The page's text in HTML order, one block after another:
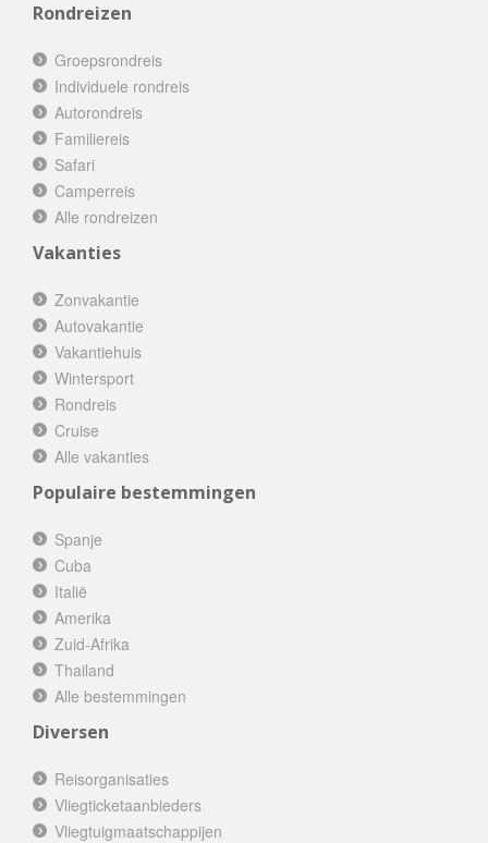
Rondreizen
Groepsrondreis
Individuele rondreis
Autorondreis
Familiereis
Safari
Camperreis
Alle rondreizen
Vakanties
Zonvakantie
Autovakantie
Vakantiehuis
Wintersport
Rondreis
Cruise
Alle vakanties
Populaire bestemmingen
Spanje
Cuba
Italië
Amerika
Zuid-Afrika
Thailand
Alle bestemmingen
Diversen
Reisorganisaties
Vliegticketaanbieders
Vliegtuigmaatschappijen